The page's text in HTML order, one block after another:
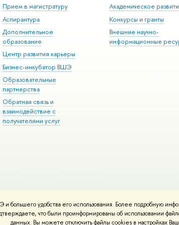
удобства его использования. Более подробную
что были проинформированы об использовании
данных. Вы можете отключить файлы cookies в настройках
Прием в магистратуру
Аспирантура
Дополнительное
образование
Центр развития карьеры
Бизнес-инкубатор ВШЭ
Образовательные
партнерства
Обратная связь и
взаимодействие с
получателями услуг
Академическое
Конкурсы и гранты
Внешние научно-
информационные
Условия использования материалов Политика
вШколе дизайна НИУ ВШЭ